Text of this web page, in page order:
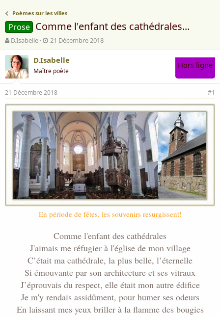
Poèmes sur les villes
Prose Comme l'enfant des cathédrales...
A
u
t
e
u
r
d
e
l
d
u
s
o
n
D.Isabelle
D
a
t
d
e
d
é
b
u
t
21 Décembre 2018
D.Isabelle
Maître poète
Hors ligne
21 Décembre 2018 #1
En période de fêtes, les souvenirs resurgissent!
Comme l'enfant des cathédrales
J'aimais me réfugier à l'église de mon village
C’était ma cathédrale, la plus belle, l’éternelle
Si émouvante par son architecture et ses vitraux
J’éprouvais du respect, elle était mon autre édifice
Je m'y rendais assidûment, pour humer ses odeurs
En laissant mes yeux briller à la flamme des bougies